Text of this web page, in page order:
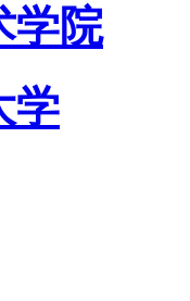
学院
学